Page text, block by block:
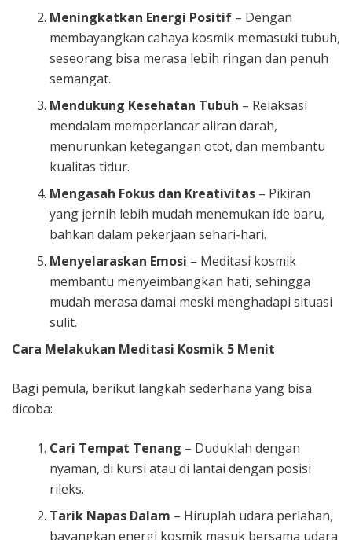
Meningkatkan Energi Positif – Dengan
membayangkan cahaya kosmik memasuki tubuh,
seseorang bisa merasa lebih ringan dan penuh
semangat.
Mendukung Kesehatan Tubuh – Relaksasi
mendalam memperlancar aliran darah,
menurunkan ketegangan otot, dan membantu
kualitas tidur.
Mengasah Fokus dan Kreativitas – Pikiran
yang jernih lebih mudah menemukan ide baru,
bahkan dalam pekerjaan sehari-hari.
Menyelaraskan Emosi – Meditasi kosmik
membantu menyeimbangkan hati, sehingga
mudah merasa damai meski menghadapi situasi
sulit.
Cara Melakukan Meditasi Kosmik 5 Menit
Bagi pemula, berikut langkah sederhana yang bisa
dicoba:
Cari Tempat Tenang – Duduklah dengan
nyaman, di kursi atau di lantai dengan posisi
rileks.
Tarik Napas Dalam – Hiruplah udara perlahan,
bayangkan energi kosmik masuk bersama udara